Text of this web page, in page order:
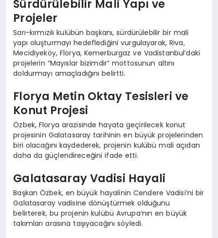
Sürdürülebilir Mali Yapı ve
Projeler
Sarı-kırmızılı kulübün başkanı, sürdürülebilir bir mali
yapı oluşturmayı hedeflediğini vurgulayarak, Riva,
Mecidiyeköy, Florya, Kemerburgaz ve Vadistanbul’daki
projelerin “Mayıslar bizimdir” mottosunun altını
doldurmayı amaçladığını belirtti.
Florya Metin Oktay Tesisleri ve
Konut Projesi
Özbek, Florya arazisinde hayata geçirilecek konut
projesinin Galatasaray tarihinin en büyük projelerinden
biri olacağını kaydederek, projenin kulübü mali açıdan
daha da güçlendireceğini ifade etti.
Galatasaray Vadisi Hayali
Başkan Özbek, en büyük hayalinin Cendere Vadisi’ni bir
Galatasaray vadisine dönüştürmek olduğunu
belirterek, bu projenin kulübü Avrupa’nın en büyük
takımları arasına taşıyacağını söyledi.